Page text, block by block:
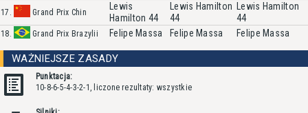
17. Grand Prix Chin
Lewis
Hamilton 44
Lewis Hamilton
44
Lewis Hamilton
44
18. Grand Prix Brazylii Felipe Massa Felipe Massa Felipe Massa
WAŻNIEJSZE ZASADY
Punktacja:
10-8-6-5-4-3-2-1, liczone rezultaty: wszystkie